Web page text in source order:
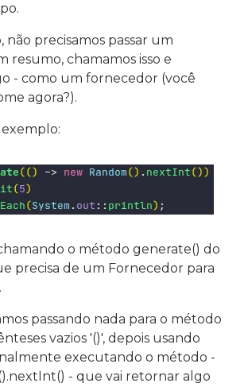
precisamos passar um
resumo, chamamos isso e
- como um fornecedor (você
agora?).
o método generate() do
precisa de um Fornecedor para
passando nada para o método
vazios '()', depois usando
executando o método -
- que vai retornar algo